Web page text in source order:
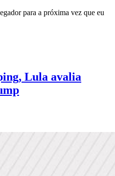
para a próxima vez que eu
Lula avalia